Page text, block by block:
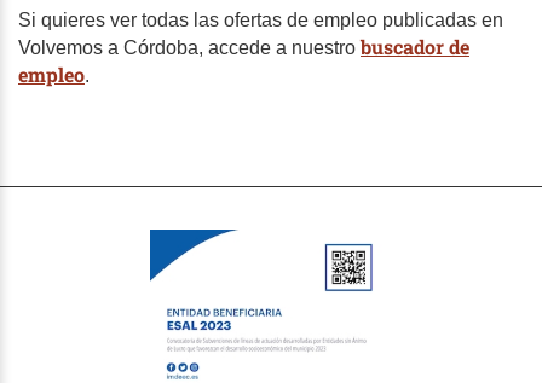
Si quieres ver todas las ofertas de empleo publicadas en
Volvemos a Córdoba, accede a nuestrobuscador de
empleo.